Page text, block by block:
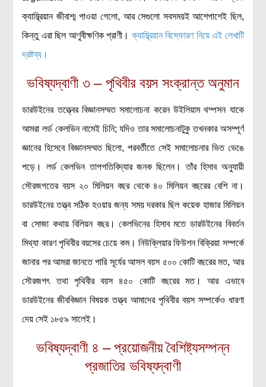
লেখকদের আঙিনা
প্রবেশ
আপনার প্রোফাইল
বৈজ্ঞানিক কল্পকাহিনী
লজিক এবং ফ্যালাসি
রিভিউ (বই/মুভি/সিরিজ)
আবিষ্কারের গল্প
বিজ্ঞান নিয়ে কার্টুন
বাংলাদেশের কথা
ক্যাম্ব্রিয়ান জীবাশ্ম পাওয়া গেলো, আর সেগুলো সবসময়ই আশেপাশেই ছিল,
কিন্তু এরা ছিল আণুবীক্ষণিক প্রাণী।ক্যাম্ব্রিয়ান বিস্ফোরণ নিয়ে এই লেখাটি
দ্রষ্টব্য।
ভবিষ্যদ্বাণী ৩ – পৃথিবীর বয়স সংক্রান্ত অনুমান
ডারউইনের তত্ত্বের বিজ্ঞানসম্মত সমালোচনা করেন উইলিয়াম থম্পসন যাকে
আমরা লর্ড কেলভিন নামেই চিনি; যদিও তার সমালোচনাটুকু তখনকার অসম্পূর্ণ
জ্ঞানের হিসেবে বিজ্ঞানসম্মত ছিলো, পরবর্তীতে সেই সমালোচনার ভিত ভেঙে
পড়ে। লর্ড কেলভিন তাপগতিবিদ্যার জনক ছিলেন। তাঁর হিসাব অনুযায়ী
সৌরজগতের বয়স ২০ মিলিয়ন বছর থেকে ৪০ মিলিয়ন বছরের বেশি না।
ডারউইনের তত্ত্ব সঠিক হওয়ার জন্য সময় দরকার ছিল কয়েক হাজার মিলিয়ন
বা সোজা কথায় বিলিয়ন বছর। কেলভিনের হিসাব মতে ডারউইনের বিবর্তন
মিথ্যা কারণ পৃথিবীর বয়সের চেয়ে কম। নিউক্লিয়ার ফিউশন বিক্রিয়া সম্পর্কে
জানার পর আমরা জানতে পারি সূর্যের আসল বয়স ৫০০ কোটি বছরের মত, আর
সৌরজগৎ তথা পৃথিবীর বয়স ৪৫০ কোটি বছরের মত। আর এভাবে
ডারউইনের জীববিজ্ঞান বিষয়ক তত্ত্ব আমাদের পৃথিবীর বয়স সম্পর্কেও ধারণা
দেয় সেই ১৮৫৯ সালেই।
ভবিষ্যদ্বাণী ৪ – প্রয়োজনীয় বৈশিষ্ট্যসম্পন্ন
প্রজাতির ভবিষ্যদ্বাণী